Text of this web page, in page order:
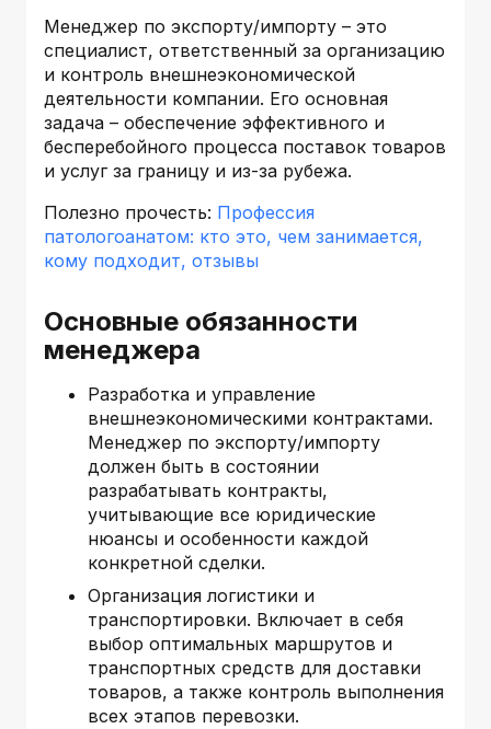
Менеджер по экспорту/импорту – это
специалист, ответственный за организацию
и контроль внешнеэкономической
деятельности компании. Его основная
задача – обеспечение эффективного и
бесперебойного процесса поставок товаров
и услуг за границу и из-за рубежа.
Полезно прочесть: Профессия
патологоанатом: кто это, чем занимается,
кому подходит, отзывы
Основные обязанности
менеджера
Разработка и управление
внешнеэкономическими контрактами.
Менеджер по экспорту/импорту
должен быть в состоянии
разрабатывать контракты,
учитывающие все юридические
нюансы и особенности каждой
конкретной сделки.
Организация логистики и
транспортировки. Включает в себя
выбор оптимальных маршрутов и
транспортных средств для доставки
товаров, а также контроль выполнения
всех этапов перевозки.